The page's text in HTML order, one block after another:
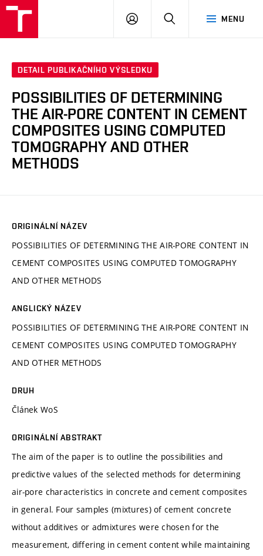
MENU
PŘIHLÁSIT
DETAIL PUBLIKAČNÍHO VÝSLEDKU
POSSIBILITIES OF DETERMINING
THE AIR-PORE CONTENT IN CEMENT
COMPOSITES USING COMPUTED
TOMOGRAPHY AND OTHER
METHODS
ORIGINÁLNÍ NÁZEV
POSSIBILITIES OF DETERMINING THE AIR-PORE CONTENT IN
CEMENT COMPOSITES USING COMPUTED TOMOGRAPHY
AND OTHER METHODS
ANGLICKÝ NÁZEV
POSSIBILITIES OF DETERMINING THE AIR-PORE CONTENT IN
CEMENT COMPOSITES USING COMPUTED TOMOGRAPHY
AND OTHER METHODS
DRUH
Článek WoS
ORIGINÁLNÍ ABSTRAKT
The aim of the paper is to outline the possibilities and
predictive values of the selected methods for determining
air-pore characteristics in concrete and cement composites
in general. Four samples (mixtures) of cement concrete
without additives or admixtures were chosen for the
measurement, differing in cement content while maintaining